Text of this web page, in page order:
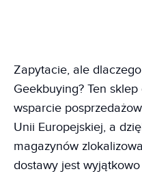
Zapytacie, ale
Geekbuying? Ten
wsparcie
Unii Europejskiej, a
magazynów
dostawy jest